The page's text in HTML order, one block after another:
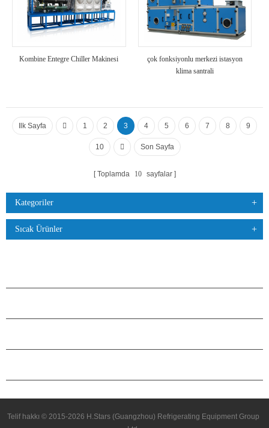
Kombine Entegre Chiller Makinesi
çok fonksiyonlu merkezi istasyon
klima santrali
Ilk Sayfa 1 2 3 4 5 6 7 8 9
10 Son Sayfa
Toplamda 10 sayfalar
Kategoriler
Sıcak Ürünler
Telif hakkı © 2015-2026 H.Stars (Guangzhou) Refrigerating Equipment Group